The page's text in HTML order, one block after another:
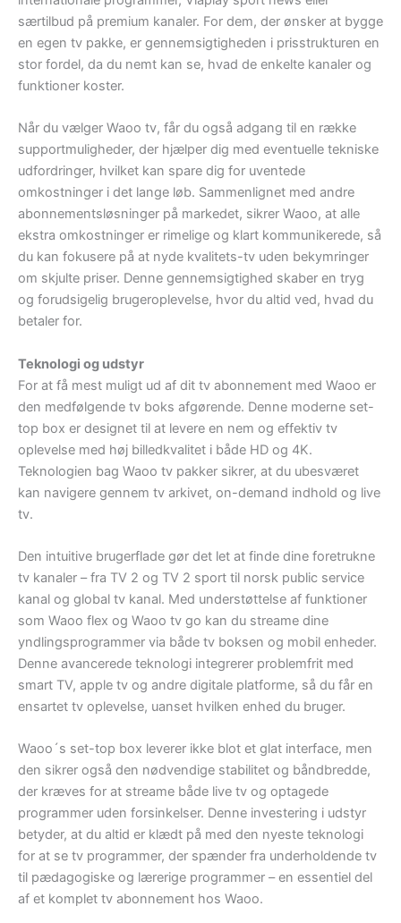
særtilbud på premium kanaler. For dem, der ønsker at bygge
en egen tv pakke, er gennemsigtigheden i prisstrukturen en
stor fordel, da du nemt kan se, hvad de enkelte kanaler og
funktioner koster.
Når du vælger Waoo tv, får du også adgang til en række
supportmuligheder, der hjælper dig med eventuelle tekniske
udfordringer, hvilket kan spare dig for uventede
omkostninger i det lange løb. Sammenlignet med andre
abonnementsløsninger på markedet, sikrer Waoo, at alle
ekstra omkostninger er rimelige og klart kommunikerede, så
du kan fokusere på at nyde kvalitets-tv uden bekymringer
om skjulte priser. Denne gennemsigtighed skaber en tryg
og forudsigelig brugeroplevelse, hvor du altid ved, hvad du
betaler for.
Teknologi og udstyr
For at få mest muligt ud af dit tv abonnement med Waoo er
den medfølgende tv boks afgørende. Denne moderne set-
top box er designet til at levere en nem og effektiv tv
oplevelse med høj billedkvalitet i både HD og 4K.
Teknologien bag Waoo tv pakker sikrer, at du ubesværet
kan navigere gennem tv arkivet, on-demand indhold og live
tv.
Den intuitive brugerflade gør det let at finde dine foretrukne
tv kanaler – fra TV 2 og TV 2 sport til norsk public service
kanal og global tv kanal. Med understøttelse af funktioner
som Waoo flex og Waoo tv go kan du streame dine
yndlingsprogrammer via både tv boksen og mobil enheder.
Denne avancerede teknologi integrerer problemfrit med
smart TV, apple tv og andre digitale platforme, så du får en
ensartet tv oplevelse, uanset hvilken enhed du bruger.
Waoo´s set-top box leverer ikke blot et glat interface, men
den sikrer også den nødvendige stabilitet og båndbredde,
der kræves for at streame både live tv og optagede
programmer uden forsinkelser. Denne investering i udstyr
betyder, at du altid er klædt på med den nyeste teknologi
for at se tv programmer, der spænder fra underholdende tv
til pædagogiske og lærerige programmer – en essentiel del
af et komplet tv abonnement hos Waoo.